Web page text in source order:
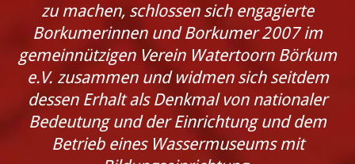
zu machen, schlossen sich engagierte
Borkumerinnen und Borkumer 2007 im
gemeinnützigen Verein Watertoorn Börkum
e.V. zusammen und widmen sich seitdem
dessen Erhalt als Denkmal von nationaler
Bedeutung und der Einrichtung und dem
Betrieb eines Wassermuseums mit